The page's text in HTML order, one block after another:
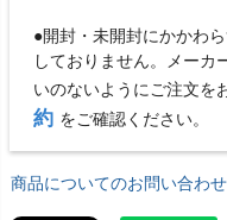
●開封・未開封にかかわ
しておりません。メーカ
いのないようにご注文を
約 をご確認ください。
商品についてのお問い合わせ